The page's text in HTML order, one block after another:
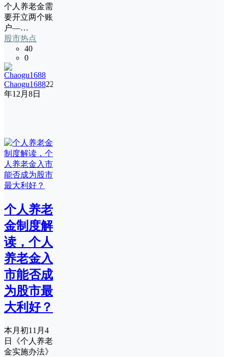
个人养老金需
要开立两个账
户—…
股市热点
40
0
Chaogu168822
年12月8日
个人养老
金制度解
读，个人
养老金入
市能否成
为股市最
大利好？
本月初11月4
日《个人养老
金实施办法》